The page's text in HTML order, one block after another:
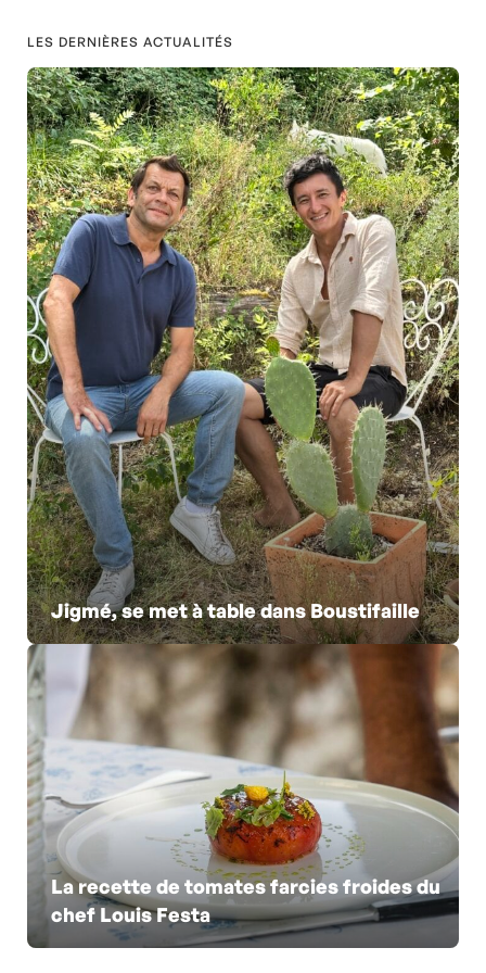
LES DERNIÈRES ACTUALITÉS
Jigmé, se met à table dans Boustifaille
La recette de tomates farcies froides du
chef Louis Festa